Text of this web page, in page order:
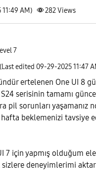
AM) 282Views
7
(Last edited ‎09-29-202511:47
ertelenen One UI 8
serisinin tamamı
pil sorunları yaşamanız
beklemenizi tavsiye
7 için yapmış olduğum
sizlere deneyimlerimi